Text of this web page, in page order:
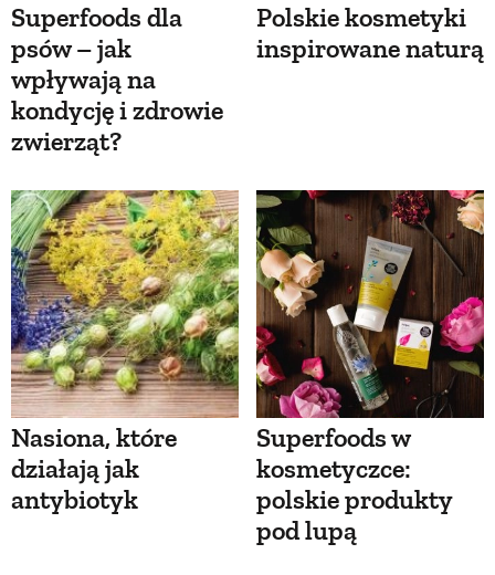
Superfoods dla
psów – jak
wpływają na
kondycję i zdrowie
zwierząt?
Polskie kosmetyki
inspirowane naturą
Nasiona, które
działają jak
antybiotyk
Superfoods w
kosmetyczce:
polskie produkty
pod lupą